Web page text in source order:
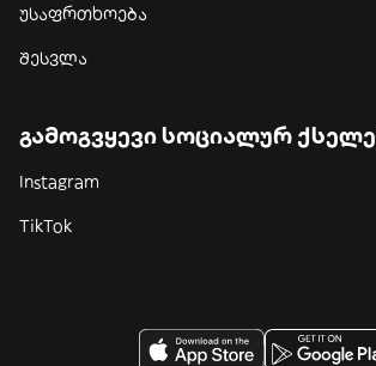
უსაფრთხოება
შესვლა
გამოგვყევი სოციალურ
Instagram
TikTok